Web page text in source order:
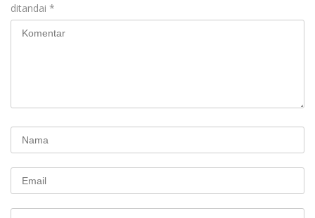
ditandai *